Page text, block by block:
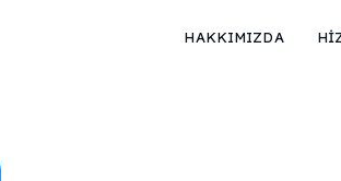
HAKKIMIZDA